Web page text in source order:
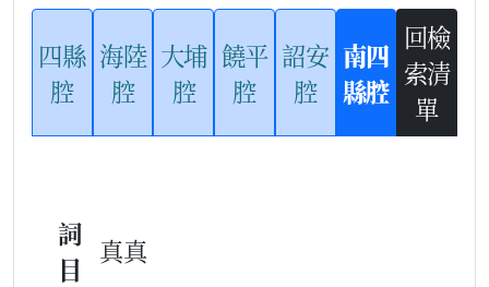
四縣
腔
海陸
腔
大埔
腔
饒平
腔
詔安
腔
南四
縣腔
回檢
索清
單
詞
目
真真